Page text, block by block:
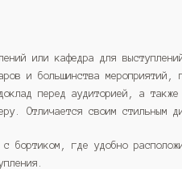
или кафедра для
и большинства мероприятий,
перед аудиторией, а также
Отличается своим стильным
с бортиком, где удобно